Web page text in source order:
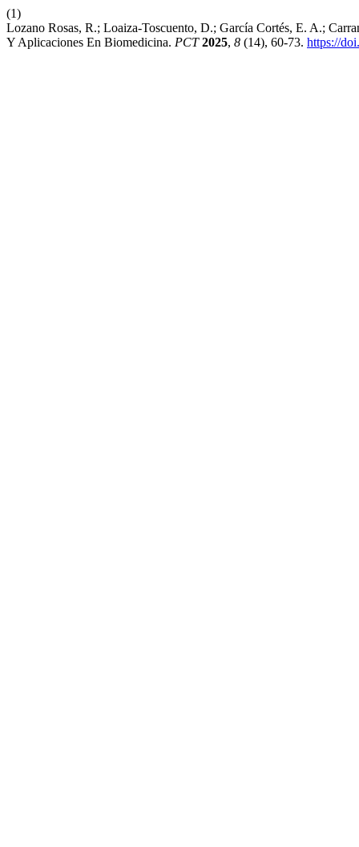
(1)
Lozano Rosas, R.; Loaiza-Toscuento, D.; García Cortés, E. A.;
Y Aplicaciones En Biomedicina. PCT 2025, 8 (14), 60-73. https://